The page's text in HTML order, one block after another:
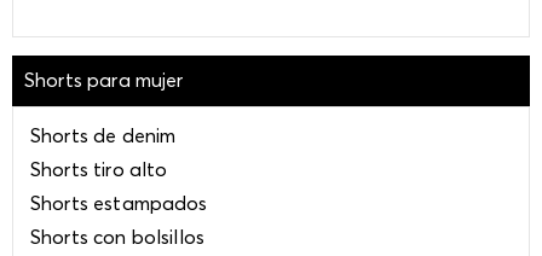
Shorts para mujer
Shorts de denim
Shorts tiro alto
Shorts estampados
Shorts con bolsillos